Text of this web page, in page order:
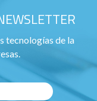
tecnologías de la